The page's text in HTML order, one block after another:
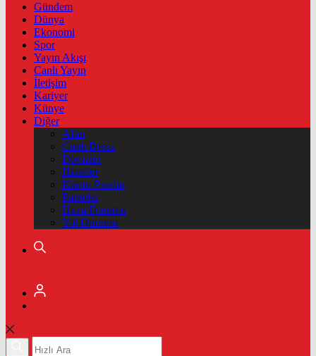
Gündem
Dünya
Ekonomi
Spor
Yayın Akışı
Canlı Yayın
İletişim
Kariyer
Künye
Diğer
Altın
Canlı Borsa
Dövizler
Hisseler
Kripto Paralar
Pariteler
Hava Durumu
Yol Durumu